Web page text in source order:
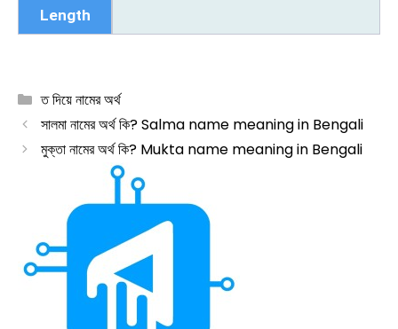
Length
Categories
ত দিয়ে নামের অর্থ
সালমা নামের অর্থ কি? Salma name meaning in Bengali
মুক্তা নামের অর্থ কি? Mukta name meaning in Bengali